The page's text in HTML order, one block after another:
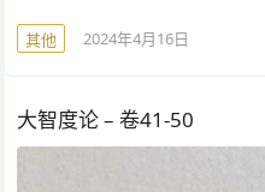
其他 2024年4月16日
大智度论 – 卷41-50